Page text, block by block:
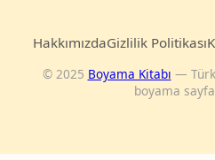
HakkımızdaGizlilik Politikası
© 2025 Boyama Kitabı —
boyama